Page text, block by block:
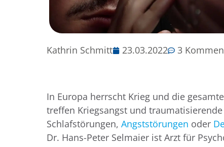
Kathrin Schmitt 23.03.2022 3
In Europa herrscht Krieg und die
treffen Kriegsangst und
Schlafstörungen, Angststörungen oder
Dr. Hans-Peter Selmaier ist Arzt für